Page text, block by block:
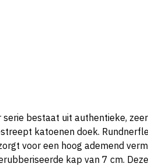
bestaat uit authentieke,
katoenen doek.
voor een hoog ademend
kap van 7 cm.